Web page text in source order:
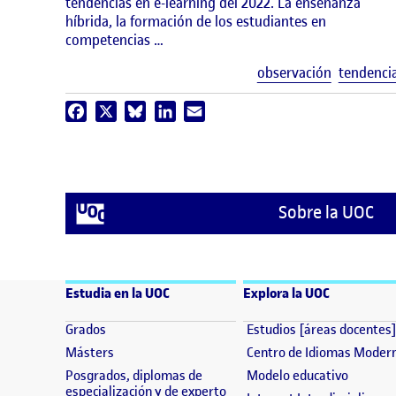
híbrida, la formación de los estudiantes en
competencias …
observación
Facebook BlueskyLinkedIn
Sobre la UOC
Estudia en la UOC
Grados (se abre en nueva ventana)
Másters (se abre en nueva ventana)
Posgrados, diplomas de
especialización y de experto(se abre en nueva ventana)
Explora la UOC
Estudios [áreas docentes]
Centro de Idiomas
Modelo educativo(se